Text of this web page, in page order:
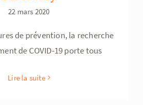
22 mars 2020
de prévention, la recherche
de COVID-19 porte tous
Lire la suite